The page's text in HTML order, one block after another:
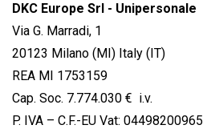
DKC Europe Srl - Unipersonale
Via G. Marradi, 1
20123 Milano (MI) Italy (IT)
REA MI 1753159
Cap. Soc. 7.774.030 € i.v.
P. IVA – C.F.-EU Vat: 04498200965